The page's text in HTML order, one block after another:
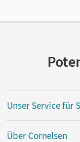
Unser Service für
Über Cornelsen